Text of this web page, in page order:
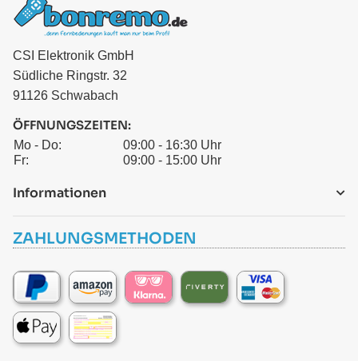
CSI Elektronik GmbH
Südliche Ringstr. 32
91126 Schwabach
ÖFFNUNGSZEITEN:
Mo - Do:
09:00 - 16:30 Uhr
Fr:
09:00 - 15:00 Uhr
Informationen
ZAHLUNGSMETHODEN